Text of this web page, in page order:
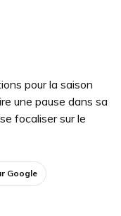
pour la saison
une pause dans sa
focaliser sur le
Google